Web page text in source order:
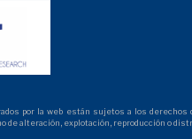
por la web están sujetos a los derechos
de alteración, explotación, reproducción o